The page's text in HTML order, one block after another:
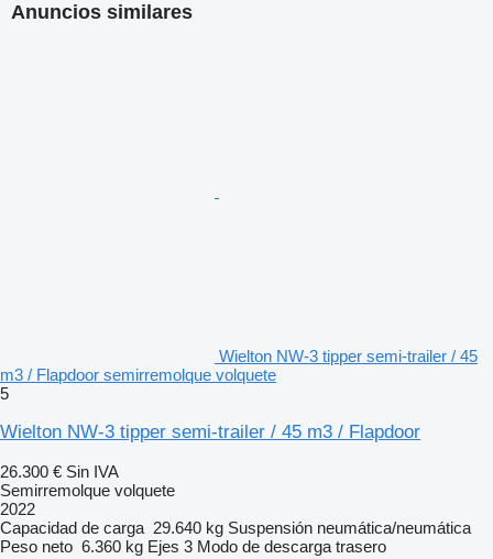
Anuncios similares
Wielton NW-3 tipper semi-trailer / 45
m3 / Flapdoor semirremolque volquete
5
Wielton NW-3 tipper semi-trailer / 45 m3 / Flapdoor
26.300 € Sin IVA
Semirremolque volquete
2022
Capacidad de carga 29.640 kg Suspensión neumática/neumática
Peso neto 6.360 kg Ejes 3 Modo de descarga trasero